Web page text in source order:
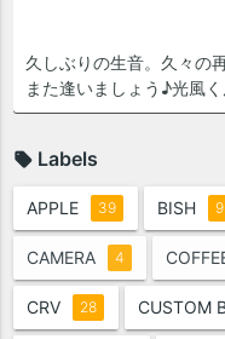
久しぶりの生音。久々の
また逢いましょう♪光風
Labels
APPLE 39 BISH 9
CAMERA 4
CRV 28 CUSTOM